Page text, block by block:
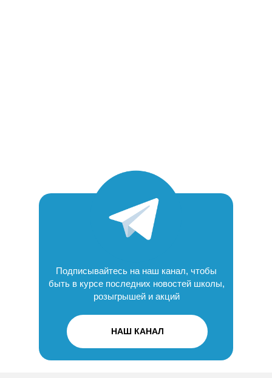
НАШ КАНАЛ
Подписывайтесь на наш канал, чтобы
быть в курсе последних новостей школы,
розыгрышей и акций